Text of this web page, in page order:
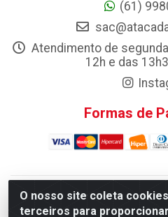
O nosso site coleta
terceiros para
(61)
Atendimento de
12h e das
Formas de
Atacadao da Limpeza F.
Distribuicao LTDA - Quadra